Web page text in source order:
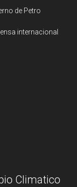
de Petro
internacional
Climatico